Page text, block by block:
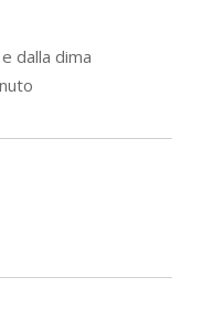
dalla dima